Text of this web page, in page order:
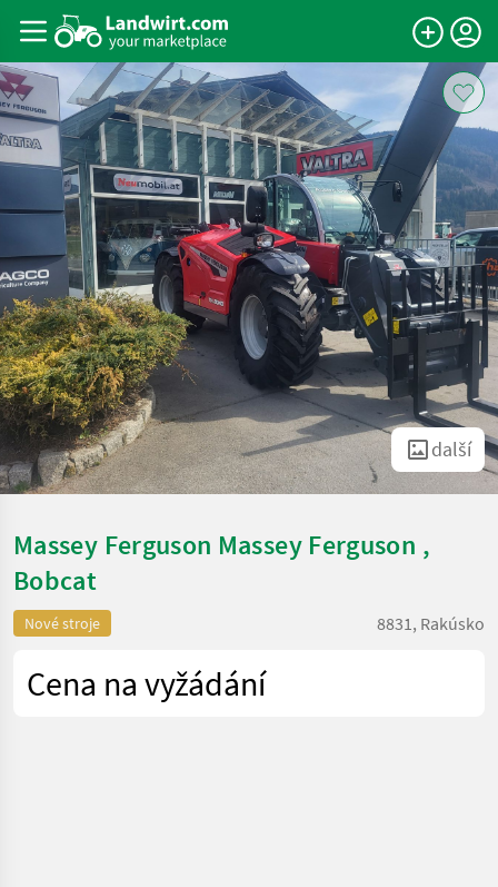
další
Massey Ferguson Massey Ferguson ,
Bobcat
Nové stroje 8831, Rakúsko
Cena na vyžádání